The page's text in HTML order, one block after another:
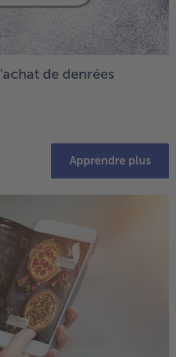
de denrées
Apprendre plus